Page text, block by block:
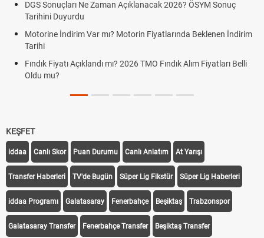
Sonuçları Ne Zaman Açıklanacak 2026? ÖSYM Sonuç
Duyurdu
İndirim Var mı? Motorin Fiyatlarında Beklenen İndirim
Fiyatı Açıklandı mı? 2026 TMO Fındık Alım Fiyatları Belli
Graz
KEŞFET
iddaa Canlı Skor Puan Durumu Canlı Anlatım At Yarışı
Transfer Haberleri TV'de Bugün Süper Lig Fikstür Süper Lig Haberleri
iddaa Programı Galatasaray Fenerbahçe Beşiktaş Trabzonspor
Galatasaray Transfer Fenerbahçe Transfer Beşiktaş Transfer